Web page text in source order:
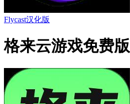
Flycast汉化版
格来云游戏免费版